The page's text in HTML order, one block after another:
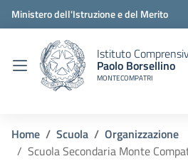
Ministero dell'Istruzione e del Merito
Istituto
Paolo Borsellino
MONTECOMPATRI
Home Scuola
Organizzazione
Scuola Secondaria Monte